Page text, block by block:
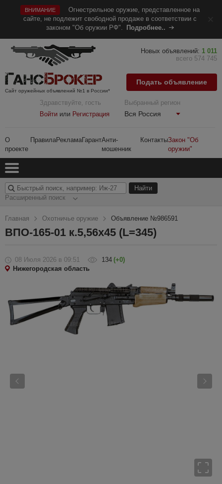
ВНИМАНИЕ
Огнестрельное оружие, представленное на
сайте, не подлежит свободной продаже в соответствии с
законом "Об оружии РФ".
Подробнее..
Сайт оружейных объявлений №1 в России*
Здравствуйте, гость
Войти или Регистрация
Выбранный регион
Вся Россия
О
проекте
ПравилаРекламаГарантАнти-
мошенник
КонтактыЗакон "Об
оружии"
Новых объявлений: 1 011
всего 574 745
Подать объявление
Расширенный поиск
Главная Охотничье оружие Объявление №986591
ВПО-165-01 к.5,56х45 (L=345)
08 Июля 2026 в 09:51 134 (+0)
Нижегородская область